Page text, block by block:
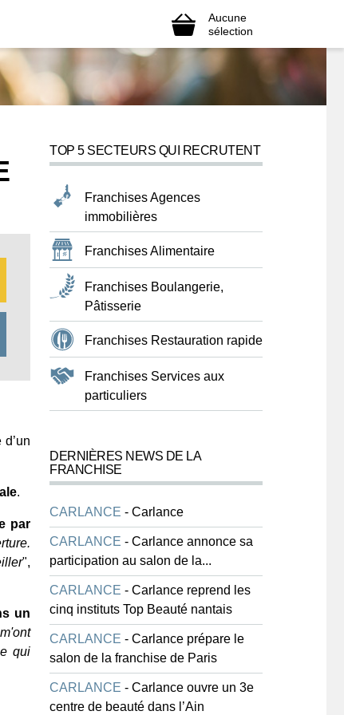
Aucune
sélection
.
par
",
un
qui
TOP 5 SECTEURS QUI RECRUTENT
Franchises Agences
immobilières
Franchises Alimentaire
Franchises Boulangerie,
Pâtisserie
Franchises Restauration rapide
Franchises Services aux
particuliers
DERNIÈRES NEWS DE LA
FRANCHISE
CARLANCE - Carlance
CARLANCE - Carlance annonce sa
participation au salon de la...
CARLANCE - Carlance reprend les
cinq instituts Top Beauté nantais
CARLANCE - Carlance prépare le
salon de la franchise de Paris
CARLANCE - Carlance ouvre un 3e
centre de beauté dans l’Ain